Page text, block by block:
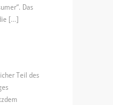
Das
[…]
Teil des